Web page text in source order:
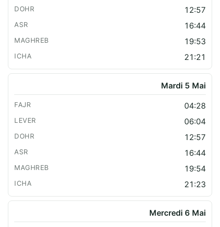
12:57
16:44
19:53
21:21
Mardi 5 Mai
04:28
06:04
12:57
16:44
19:54
21:23
Mercredi 6 Mai